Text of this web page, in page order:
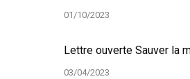
01/10/2023
Lettre ouverte Sauver la
03/04/2023